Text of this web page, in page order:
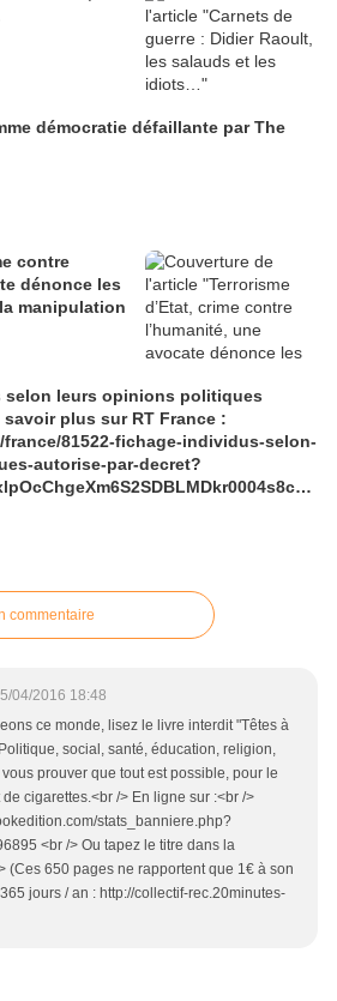
démocratie défaillante par The
contre
dénonce les
manipulation
leurs opinions politiques
81522-fichage-individus-selon-
autorise-par-decret?
commentaire
04/2016 18:48
ce monde, lisez le livre interdit "Têtes à
social, santé, éducation, religion,
prouver que tout est possible, pour le
cigarettes.<br /> En ligne sur :<br />
stats_banniere.php?
<br /> Ou tapez le titre dans la
(Ces 650 pages ne rapportent que 1€ à son
jours / an : http://collectif-rec.20minutes-